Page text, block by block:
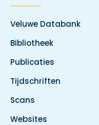
Veluwe Databank
Bibliotheek
Publicaties
Tijdschriften
Scans
Websites